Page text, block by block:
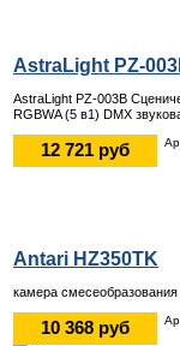
AstraLight PZ-
AstraLight PZ-003B
RGBWA (5 в1) DMX
12 721 руб
Antari HZ350TK
камера
10 368 руб